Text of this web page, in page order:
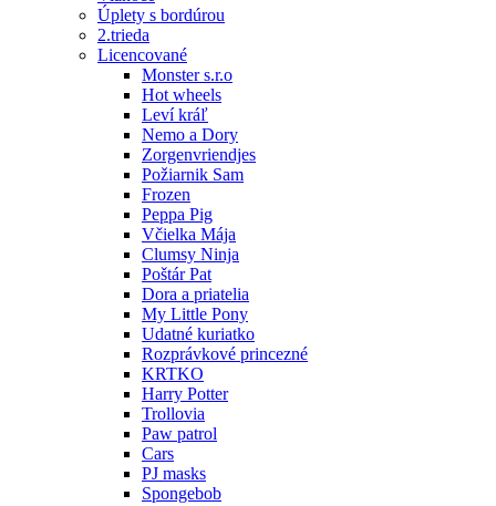
Úplety s bordúrou
2.trieda
Licencované
Monster s.r.o
Hot wheels
Leví kráľ
Nemo a Dory
Zorgenvriendjes
Požiarnik Sam
Frozen
Peppa Pig
Včielka Mája
Clumsy Ninja
Poštár Pat
Dora a priatelia
My Little Pony
Udatné kuriatko
Rozprávkové princezné
KRTKO
Harry Potter
Trollovia
Paw patrol
Cars
PJ masks
Spongebob